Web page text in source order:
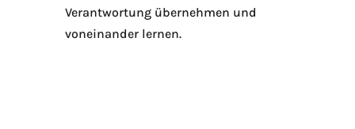
Verantwortung übernehmen und
voneinander lernen.